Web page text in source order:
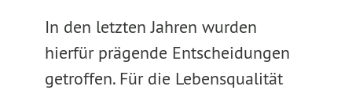
In den letzten Jahren wurden
hierfür prägende Entscheidungen
getroffen. Für die Lebensqualität